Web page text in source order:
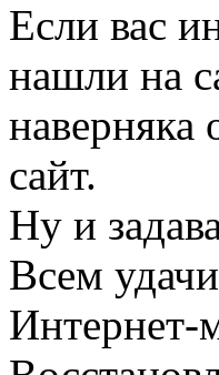
Если вас
нашли на
наверняка
сайт.
Ну и
Всем
Интернет-